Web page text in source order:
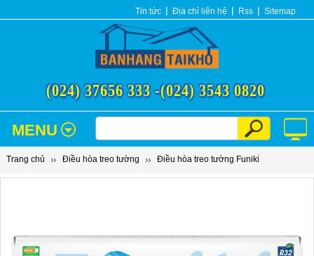
Tin tức Địa chỉ liên hệ Rss Sitemap
(024) 37656 333 -(024) 3543 0820
MENU
Trang chủ Điều hòa treo tường Điều hòa treo tường Funiki